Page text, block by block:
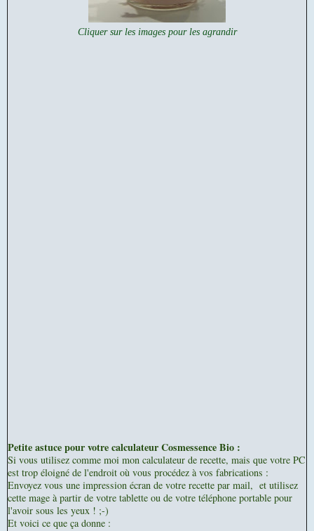
Cliquer sur les images pour les agrandir
Petite astuce pour votre calculateur Cosmessence Bio :
Si vous utilisez comme moi mon calculateur de recette, mais que votre PC
est trop éloigné de l'endroit où vous procédez à vos fabrications :
Envoyez vous une impression écran de votre recette par mail, et utilisez
cette mage à partir de votre tablette ou de votre téléphone portable pour
l'avoir sous les yeux ! ;-)
Et voici ce que ça donne :